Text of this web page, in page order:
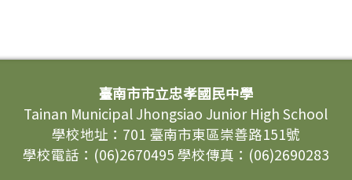
臺南市市立忠孝國民中學
Tainan Municipal Jhongsiao Junior High School
學校地址：701 臺南市東區崇善路151號
學校電話：(06)2670495 學校傳真：(06)2690283